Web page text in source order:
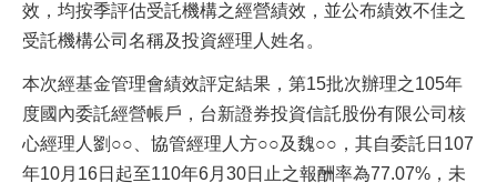
效，均按季評估受託機構之經營績效，並公布績效不佳之
受託機構公司名稱及投資經理人姓名。
本次經基金管理會績效評定結果，第15批次辦理之105年
度國內委託經營帳戶，台新證券投資信託股份有限公司核
心經理人劉○○、協管經理人方○○及魏○○，其自委託日107
年10月16日起至110年6月30日止之報酬率為77.07%，未